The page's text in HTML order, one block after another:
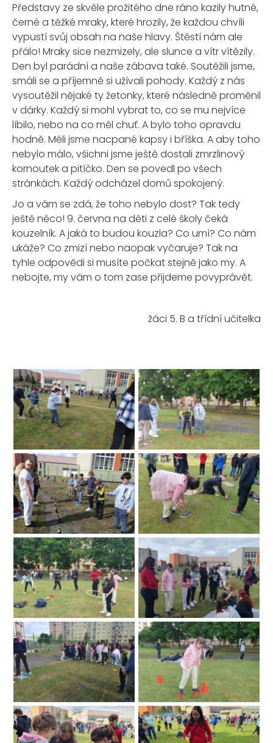
Představy ze skvěle prožitého dne ráno kazily hutné,
černé a těžké mraky, které hrozily, že každou chvíli
vypustí svůj obsah na naše hlavy. Štěstí nám ale
přálo! Mraky sice nezmizely, ale slunce a vítr vítězily.
Den byl parádní a naše zábava také. Soutěžili jsme,
smáli se a příjemně si užívali pohody. Každý z nás
vysoutěžil nějaké ty žetonky, které následně proměnil
v dárky. Každý si mohl vybrat to, co se mu nejvíce
líbilo, nebo na co měl chuť. A bylo toho opravdu
hodně. Měli jsme nacpané kapsy i bříška. A aby toho
nebylo málo, všichni jsme ještě dostali zmrzlinový
kornoutek a pitíčko. Den se povedl po všech
stránkách. Každý odcházel domů spokojený.
Jo a vám se zdá, že toho nebylo dost? Tak tedy
ještě něco! 9. června na děti z celé školy čeká
kouzelník. A jaká to budou kouzla? Co umí? Co nám
ukáže? Co zmizí nebo naopak vyčaruje? Tak na
tyhle odpovědi si musíte počkat stejně jako my. A
nebojte, my vám o tom zase přijdeme povyprávět.
žáci 5. B a třídní učitelka